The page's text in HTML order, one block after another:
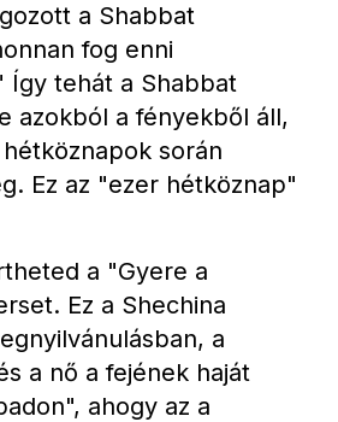
a Shabbat
fog enni
Így tehát a Shabbat
azokból a fényekből áll,
során
Ez az "ezer hétköznap"
a "Gyere a
Ez a Shechina
a
a nő a fejének haját
ahogy az a